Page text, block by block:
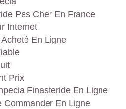
Pas Cher En France
Internet
En Ligne
Prix
Finasteride En Ligne
Commander En Ligne